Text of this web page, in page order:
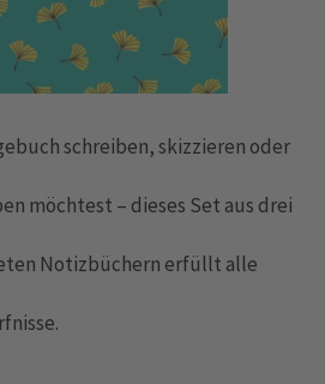
schreiben, skizzieren oder
möchtest – dieses Set aus drei
Notizbüchern erfüllt alle